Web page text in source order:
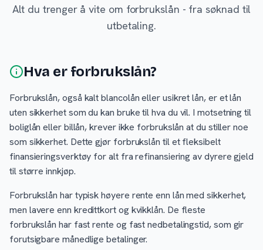
Alt du trenger å vite om forbrukslån - fra søknad til
utbetaling.
Hva er forbrukslån?
Forbrukslån, også kalt blancolån eller usikret lån, er et lån
uten sikkerhet som du kan bruke til hva du vil. I motsetning til
boliglån eller billån, krever ikke forbrukslån at du stiller noe
som sikkerhet. Dette gjør forbrukslån til et fleksibelt
finansieringsverktøy for alt fra refinansiering av dyrere gjeld
til større innkjøp.
Forbrukslån har typisk høyere rente enn lån med sikkerhet,
men lavere enn kredittkort og kvikklån. De fleste
forbrukslån har fast rente og fast nedbetalingstid, som gir
forutsigbare månedlige betalinger.